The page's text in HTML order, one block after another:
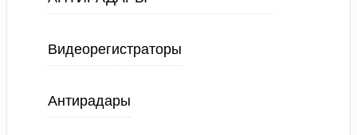
Видеорегистраторы
Антирадары